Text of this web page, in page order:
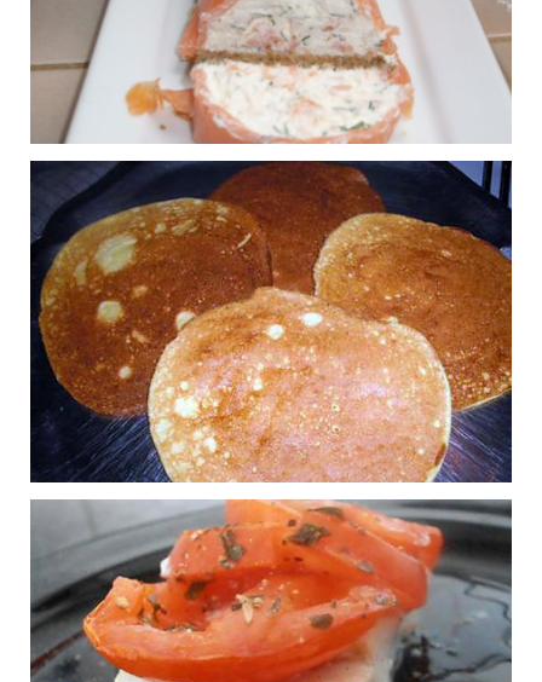
1
Soufflés aux carottes
Publié le 29/10/2015 à 21:16
3
Terrine crémeuse au
saumon
Publié le 09/10/2015 à 20:12